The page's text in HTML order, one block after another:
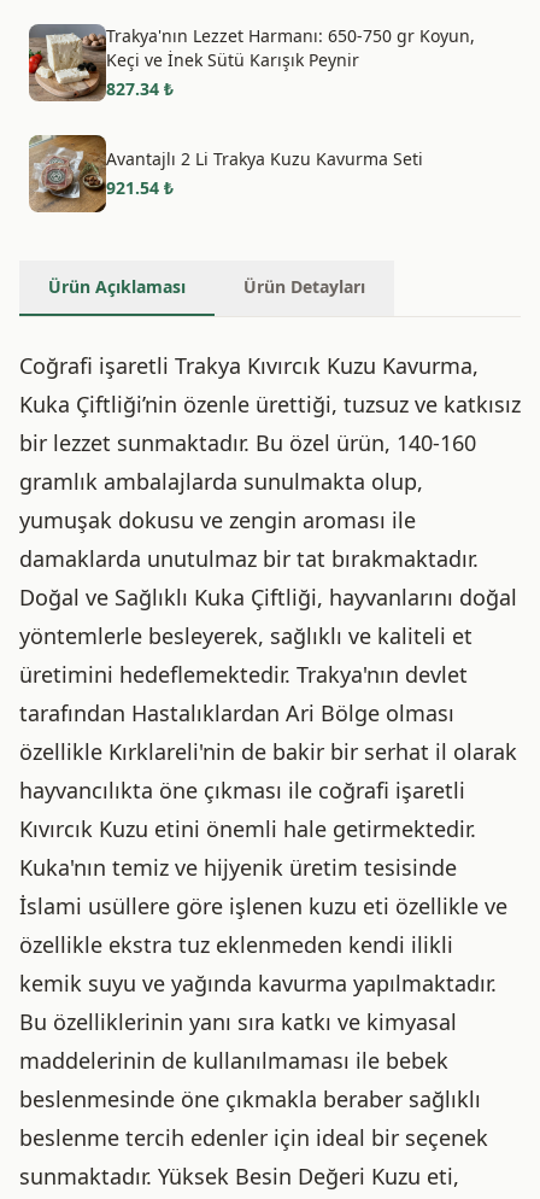
Trakya'nın Lezzet Harmanı: 650-750 gr Koyun,
Keçi ve İnek Sütü Karışık Peynir
827.34 ₺
Avantajlı 2 Li Trakya Kuzu Kavurma Seti
921.54 ₺
Ürün Açıklaması Ürün Detayları
Coğrafi işaretli Trakya Kıvırcık Kuzu Kavurma,
Kuka Çiftliği’nin özenle ürettiği, tuzsuz ve katkısız
bir lezzet sunmaktadır. Bu özel ürün, 140-160
gramlık ambalajlarda sunulmakta olup,
yumuşak dokusu ve zengin aroması ile
damaklarda unutulmaz bir tat bırakmaktadır.
Doğal ve Sağlıklı Kuka Çiftliği, hayvanlarını doğal
yöntemlerle besleyerek, sağlıklı ve kaliteli et
üretimini hedeflemektedir. Trakya'nın devlet
tarafından Hastalıklardan Ari Bölge olması
özellikle Kırklareli'nin de bakir bir serhat il olarak
hayvancılıkta öne çıkması ile coğrafi işaretli
Kıvırcık Kuzu etini önemli hale getirmektedir.
Kuka'nın temiz ve hijyenik üretim tesisinde
İslami usüllere göre işlenen kuzu eti özellikle ve
özellikle ekstra tuz eklenmeden kendi ilikli
kemik suyu ve yağında kavurma yapılmaktadır.
Bu özelliklerinin yanı sıra katkı ve kimyasal
maddelerinin de kullanılmaması ile bebek
beslenmesinde öne çıkmakla beraber sağlıklı
beslenme tercih edenler için ideal bir seçenek
sunmaktadır. Yüksek Besin Değeri Kuzu eti,